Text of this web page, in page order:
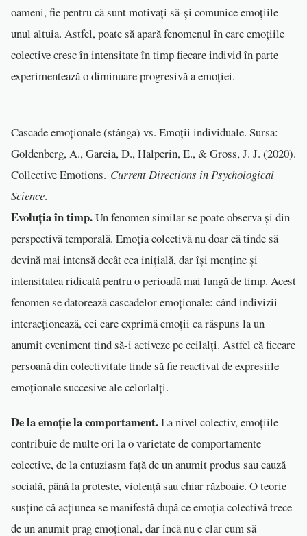
oameni, fie pentru că sunt motivați să-și comunice emoțiile
unul altuia. Astfel, poate să apară fenomenul în care emoțiile
colective cresc în intensitate în timp fiecare individ în parte
experimentează o diminuare progresivă a emoției.
Cascade emoționale (stânga) vs. Emoții individuale. Sursa:
Goldenberg, A., Garcia, D., Halperin, E., & Gross, J. J. (2020).
Collective Emotions. Current Directions in Psychological
Science.
Evoluția în timp.Un fenomen similar se poate observa și din
perspectivă temporală. Emoția colectivă nu doar că tinde să
devină mai intensă decât cea inițială, dar își menține și
intensitatea ridicată pentru o perioadă mai lungă de timp. Acest
fenomen se datorează cascadelor emoționale: când indivizii
interacționează, cei care exprimă emoții ca răspuns la un
anumit eveniment tind să-i activeze pe ceilalți. Astfel că fiecare
persoană din colectivitate tinde să fie reactivat de expresiile
emoționale succesive ale celorlalți.
De la emoție la comportament.La nivel colectiv, emoțiile
contribuie de multe ori la o varietate de comportamente
colective, de la entuziasm față de un anumit produs sau cauză
socială, până la proteste, violență sau chiar războaie. O teorie
susține că acțiunea se manifestă după ce emoția colectivă trece
de un anumit prag emoțional, dar încă nu e clar cum să